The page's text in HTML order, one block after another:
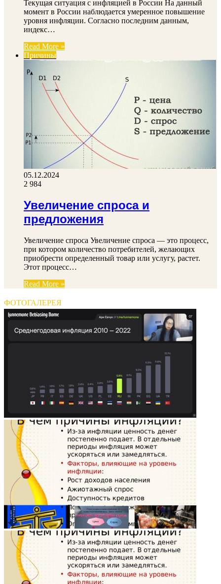
Текущая ситуация с инфляцией в России На данный
момент в России наблюдается умеренное повышение
уровня инфляции. Согласно последним данным,
индекс…
Read More »
Причины
05.12.2024
2 984
Увеличение спроса и
предложения
Увеличение спроса Увеличение спроса — это процесс,
при котором количество потребителей, желающих
приобрести определенный товар или услугу, растет.
Этот процесс…
Read More »
ФОТОГАЛЕРЕЯ